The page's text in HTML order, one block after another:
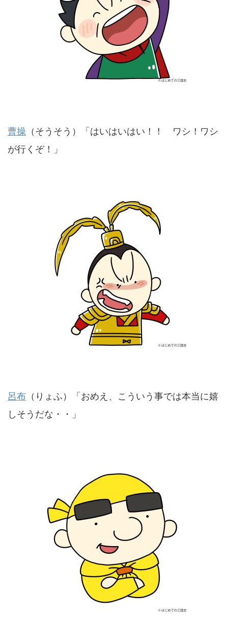
曹操 （そうそう）「はいはいはい！！ ワシ！ワシ
が行くぞ！」
呂布 （りょふ）「おめえ、こういう事では本当に嬉
しそうだな・・」